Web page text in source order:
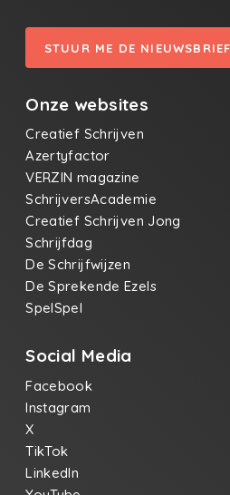
STUUR ME DE NIEUWSBRIEF
Onze websites
Creatief Schrijven
Azertyfactor
VERZIN magazine
SchrijversAcademie
Creatief Schrijven Jong
Schrijfdag
De Schrijfwijzen
De Sprekende Ezels
SpelSpel
Social Media
Facebook
Instagram
X
TikTok
LinkedIn